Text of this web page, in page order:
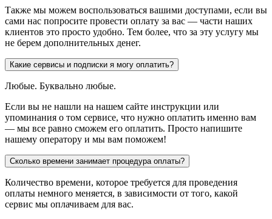
Также мы можем воспользоваться вашими доступами, если вы
сами нас попросите провести оплату за вас — части наших
клиентов это просто удобно. Тем более, что за эту услугу мы
не берем дополнительных денег.
Какие сервисы и подписки я могу оплатить?
Любые. Буквально любые.
Если вы не нашли на нашем сайте инструкции или
упоминания о том сервисе, что нужно оплатить именно вам
— мы все равно сможем его оплатить. Просто напишите
нашему оператору и мы вам поможем!
Сколько времени занимает процедура оплаты?
Количество времени, которое требуется для проведения
оплаты немного меняется, в зависимости от того, какой
сервис мы оплачиваем для вас.